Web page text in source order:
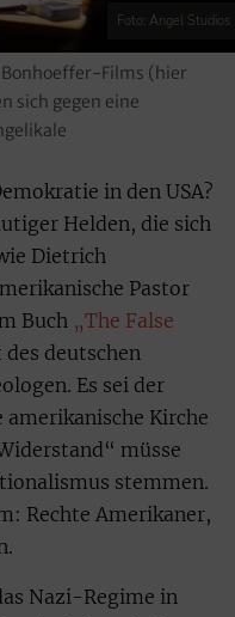
Foto: Angel Studios
Films (hier
sich gegen eine
in den USA?
Helden, die sich
Dietrich
Pastor
Buch „The False
deutschen
Es sei der
Kirche
müsse
stemmen.
Rechte Amerikaner,
Nazi-Regime in